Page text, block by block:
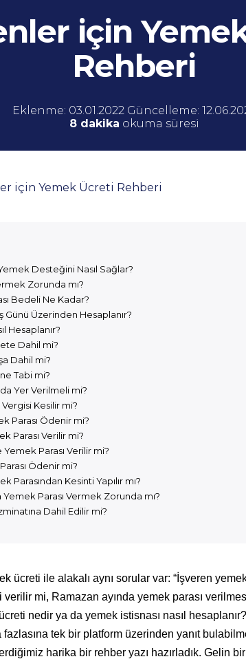
için
Rehberi
Eklenme: 03.01.2022 Güncelleme:
8 dakika okuma süresi
için Yemek Ücreti Rehberi
Desteğini Nasıl Sağlar?
Zorunda mı?
Bedeli Ne Kadar?
Günü Üzerinden Hesaplanır?
Hesaplanır?
Dahil mi?
Dahil mi?
Tabi mi?
Yer Verilmeli mi?
Kesilir mi?
Parası Ödenir mi?
Parası Verilir mi?
Parası Verilir mi?
Ödenir mi?
Parasından Kesinti Yapılır mı?
Parası Vermek Zorunda mı?
Dahil Edilir mi?
ücreti ile alakalı aynı sorular var: “İşveren
mi, Ramazan ayında yemek parası
nedir ya da yemek istisnası nasıl
tek bir platform üzerinden yanıt
harika bir rehber yazı hazırladık. Gelin